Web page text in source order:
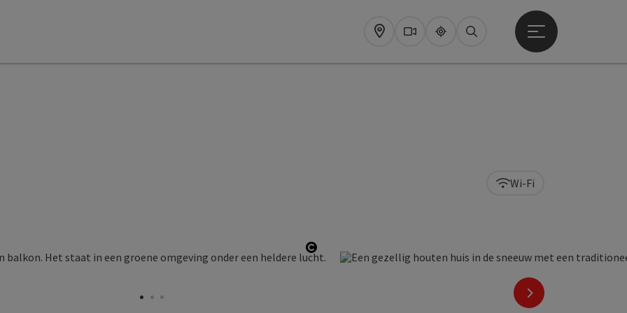
Map WebcamsUpperguide
Zoeken
Startmenu openen
Start Copyright
nächstes Element
Wi-Fi